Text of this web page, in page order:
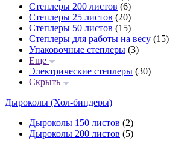
Степлеры 200 листов (6)
Степлеры 25 листов (20)
Степлеры 50 листов (15)
Степлеры для работы на весу (15)
Упаковочные степлеры (3)
Еще
Электрические степлеры (30)
Скрыть
Дыроколы (Хол-биндеры)
Дыроколы 150 листов (2)
Дыроколы 200 листов (5)